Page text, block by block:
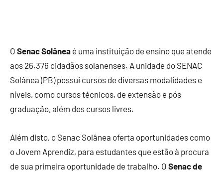
O Senac Solânea é uma instituição de ensino que atende
aos 26.376 cidadãos solanenses. A unidade do SENAC
Solânea (PB) possui cursos de diversas modalidades e
níveis, como cursos técnicos, de extensão e pós
graduação, além dos cursos livres.
Além disto, o Senac Solânea oferta oportunidades como
o Jovem Aprendiz, para estudantes que estão à procura
de sua primeira oportunidade de trabalho. O Senac de